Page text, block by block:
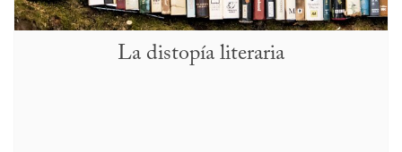
La distopía literaria